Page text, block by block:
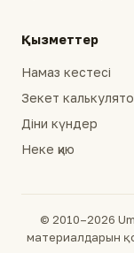
Қызметтер
Намаз кестесі
Зекет
Діни күндер
Неке қию
© 2010–2026
материалдарын